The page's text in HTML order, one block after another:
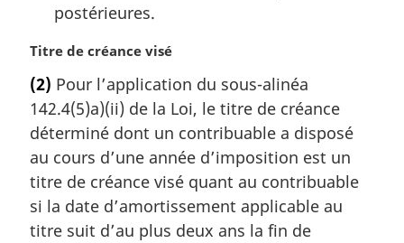
postérieures.
N
t
e
m
a
g
i
n
Titre de créance visé
(2) Pour l’application du sous-alinéa
142.4(5)a)(ii) de la Loi, le titre de créance
déterminé dont un contribuable a disposé
au cours d’une année d’imposition est un
titre de créance visé quant au contribuable
si la date d’amortissement applicable au
titre suit d’au plus deux ans la fin de